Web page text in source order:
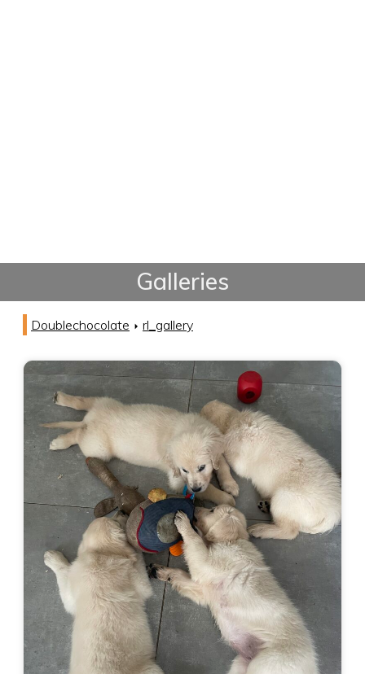
Galleries
Doublechocolate arrow_right rl_gallery